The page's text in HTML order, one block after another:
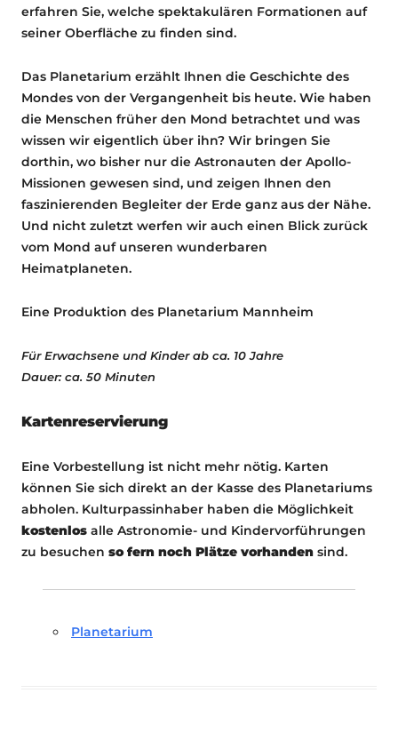
erfahren Sie, welche spektakulären Formationen auf
seiner Oberfläche zu finden sind.
Das Planetarium erzählt Ihnen die Geschichte des
Mondes von der Vergangenheit bis heute. Wie haben
die Menschen früher den Mond betrachtet und was
wissen wir eigentlich über ihn? Wir bringen Sie
dorthin, wo bisher nur die Astronauten der Apollo-
Missionen gewesen sind, und zeigen Ihnen den
faszinierenden Begleiter der Erde ganz aus der Nähe.
Und nicht zuletzt werfen wir auch einen Blick zurück
vom Mond auf unseren wunderbaren
Heimatplaneten.
Eine Produktion des Planetarium Mannheim
Für Erwachsene und Kinder ab ca. 10 Jahre
Dauer: ca. 50 Minuten
Kartenreservierung
Eine Vorbestellung ist nicht mehr nötig. Karten
können Sie sich direkt an der Kasse des Planetariums
abholen. Kulturpassinhaber haben die Möglichkeit
kostenlos alle Astronomie- und Kindervorführungen
zu besuchen so fern noch Plätze vorhanden sind.
Planetarium